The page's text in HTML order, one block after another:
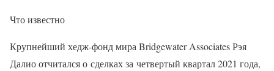
Что известно
Крупнейший хедж-фонд мира Bridgewater Associates Рэя
Далио отчитался о сделках за четвертый квартал 2021 года,